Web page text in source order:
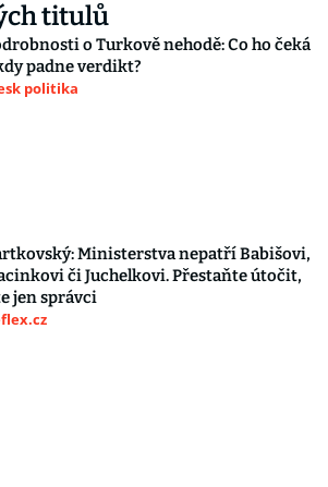
titulů
o Turkově nehodě: Co ho čeká
padne verdikt?
politika
Ministerstva nepatří Babišovi,
či Juchelkovi. Přestaňte útočit,
jen správci